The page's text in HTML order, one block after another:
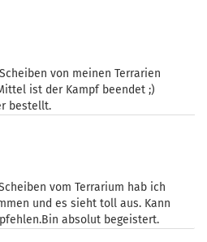
von meinen Terrarien
ist der Kampf beendet ;)
bestellt.
vom Terrarium hab ich
und es sieht toll aus. Kann
absolut begeistert.